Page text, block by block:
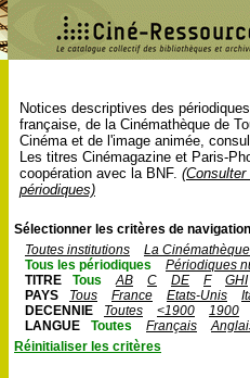
Notices descriptives des
française, de la Cinémathèque de
Cinéma et de l'image animée,
Les titres Cinémagazine et Paris-
coopération avec la BNF.
périodiques)
Sélectionner les critères de
Toutes institutions
La
Tous les périodiques
Périodiques
TITRE
Tous AB C DE F
GHI
PAYS
Tous France Etats-Unis
DECENNIE
Toutes <1900
1900
LANGUE
Toutes Français
Réinitialiser les critères